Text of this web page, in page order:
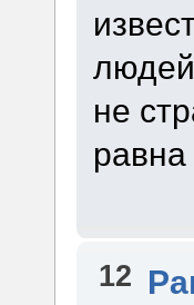
не
12